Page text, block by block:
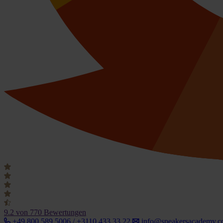
9.2 von 770 Bewertungen
+49 800 589 5006 / +3110 433 33 22